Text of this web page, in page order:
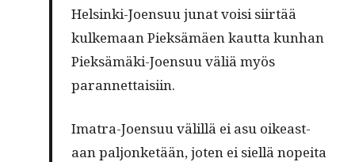
Helsin­ki-Joen­suu junat voisi siirtää
kulke­maan Piek­sämäen kaut­ta kun­han
Piek­sämä­ki-Joen­suu väliä myös
parannettaisiin.
Ima­tra-Joen­suu välil­lä ei asu oikeas­t­
aan paljon­ketään, joten ei siel­lä nopei­ta